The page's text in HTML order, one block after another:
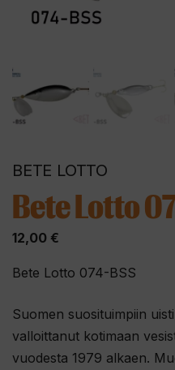
BETE LOTTO
Bete Lotto
12,00 €
Bete Lotto 074-BSS
Suomen suosituimpiin
valloittanut kotimaan
vuodesta 1979 alkaen.